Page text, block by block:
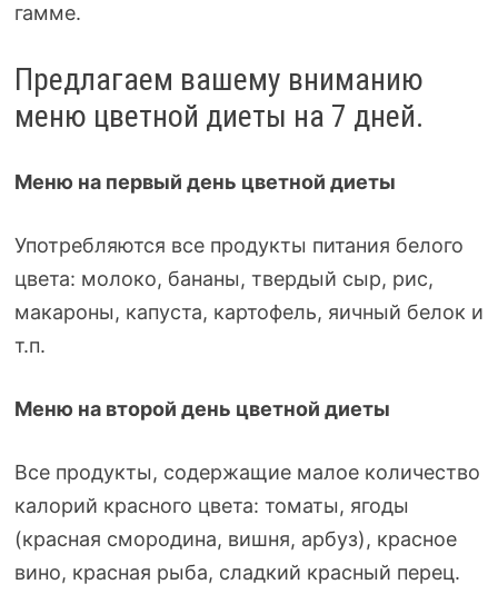
гамме.
Предлагаем вашему вниманию
меню цветной диеты на 7 дней.
Меню на первый день цветной диеты
Употребляются все продукты питания белого
цвета: молоко, бананы, твердый сыр, рис,
макароны, капуста, картофель, яичный белок и
т.п.
Меню на второй день цветной диеты
Все продукты, содержащие малое количество
калорий красного цвета: томаты, ягоды
(красная смородина, вишня, арбуз), красное
вино, красная рыба, сладкий красный перец.